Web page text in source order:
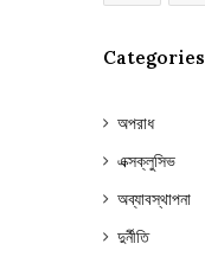
Categories
অপরাধ
এক্সক্লুসিভ
অব্যাবস্থাপনা
দুর্নীতি